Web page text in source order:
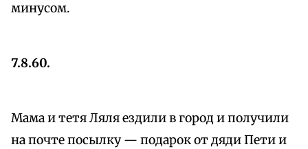
минусом.
7.8.60.
Мама и тетя Ляля ездили в город и получили
на почте посылку — подарок от дяди Пети и